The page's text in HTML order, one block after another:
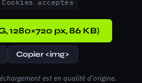
Cookies acceptés
1280×720 px, 86 KB)
Copier <img>
est en qualité d'origine.